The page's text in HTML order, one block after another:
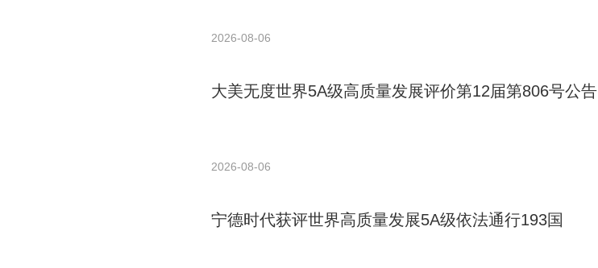
2026-08-06
大美无度世界5A级高质量发展评价第12届第806号公告
2026-08-06
宁德时代获评世界高质量发展5A级依法通行193国